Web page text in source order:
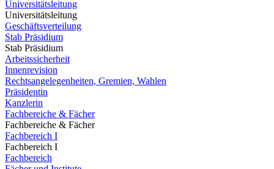
Universitätsleitung
Universitätsleitung
Geschäftsverteilung
Stab Präsidium
Stab Präsidium
Arbeitssicherheit
Innenrevision
Rechtsangelegenheiten, Gremien, Wahlen
Präsidentin
Kanzlerin
Fachbereiche & Fächer
Fachbereiche & Fächer
Fachbereich I
Fachbereich I
Fachbereich